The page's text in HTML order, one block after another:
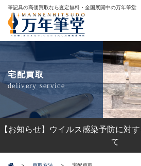
筆記具の高価買取なら査定無料・全国展開中の万年筆堂
宅配買取
delivery service
【お知らせ】ウイルス感染予防に対
て